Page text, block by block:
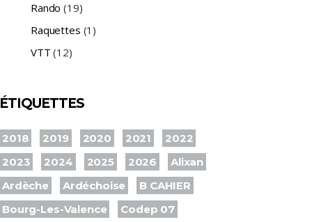
Rando (19)
Raquettes (1)
VTT (12)
ÉTIQUETTES
2018 2019 2020 2021
2022
2023
2024 2025 2026
Alixan
Ardèche
Ardéchoise
B CAHIER
Bourg-Les-Valence
Codep 07